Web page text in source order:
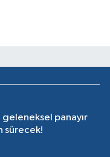
geleneksel panayır
sürecek!